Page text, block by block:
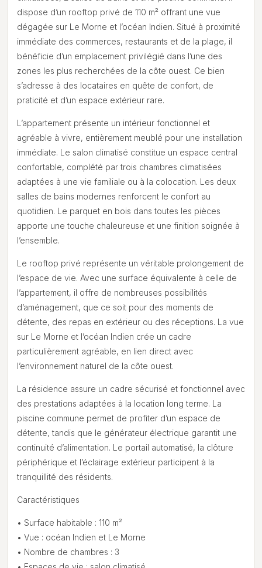
dispose d’un rooftop privé de 110 m² offrant une vue
dégagée sur Le Morne et l’océan Indien. Situé à proximité
immédiate des commerces, restaurants et de la plage, il
bénéficie d’un emplacement privilégié dans l’une des
zones les plus recherchées de la côte ouest. Ce bien
s’adresse à des locataires en quête de confort, de
praticité et d’un espace extérieur rare.
L’appartement présente un intérieur fonctionnel et
agréable à vivre, entièrement meublé pour une installation
immédiate. Le salon climatisé constitue un espace central
confortable, complété par trois chambres climatisées
adaptées à une vie familiale ou à la colocation. Les deux
salles de bains modernes renforcent le confort au
quotidien. Le parquet en bois dans toutes les pièces
apporte une touche chaleureuse et une finition soignée à
l’ensemble.
Le rooftop privé représente un véritable prolongement de
l’espace de vie. Avec une surface équivalente à celle de
l’appartement, il offre de nombreuses possibilités
d’aménagement, que ce soit pour des moments de
détente, des repas en extérieur ou des réceptions. La vue
sur Le Morne et l’océan Indien crée un cadre
particulièrement agréable, en lien direct avec
l’environnement naturel de la côte ouest.
La résidence assure un cadre sécurisé et fonctionnel avec
des prestations adaptées à la location long terme. La
piscine commune permet de profiter d’un espace de
détente, tandis que le générateur électrique garantit une
continuité d’alimentation. Le portail automatisé, la clôture
périphérique et l’éclairage extérieur participent à la
tranquillité des résidents.
Caractéristiques
• Surface habitable : 110 m²
• Vue : océan Indien et Le Morne
• Nombre de chambres : 3